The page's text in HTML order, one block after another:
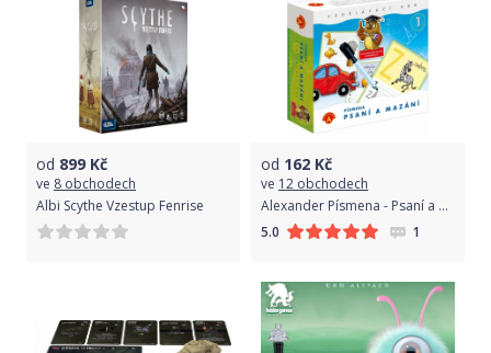
od 899 Kč
ve 8 obchodech
Albi Scythe Vzestup Fenrise
od 162 Kč
ve 12 obchodech
Alexander Písmena - Psaní a mazání 1
5.0
1